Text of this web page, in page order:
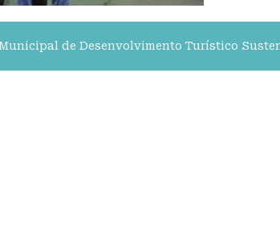
Municipal de Desenvolvimento Turístico